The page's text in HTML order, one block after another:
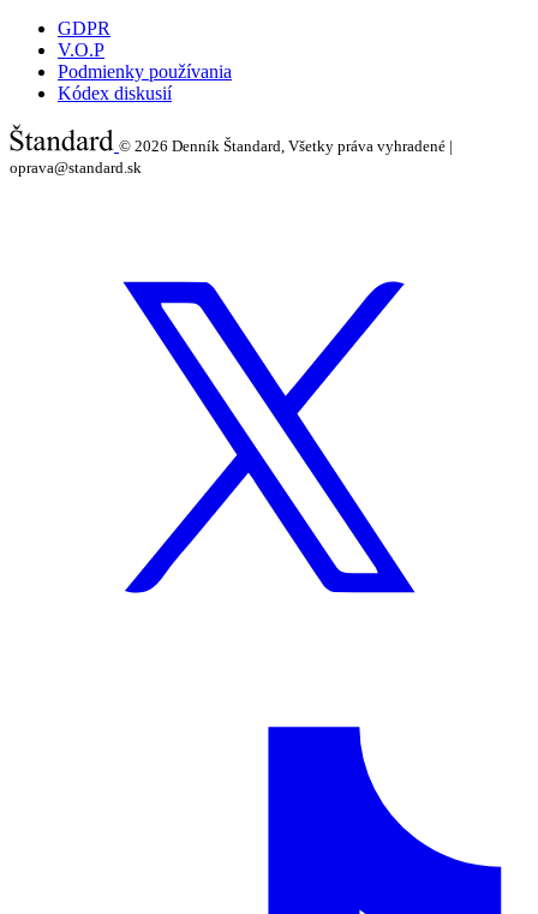
GDPR
V.O.P
Podmienky používania
Kódex diskusií
© 2026 Denník Štandard, Všetky práva vyhradené |
oprava@standard.sk